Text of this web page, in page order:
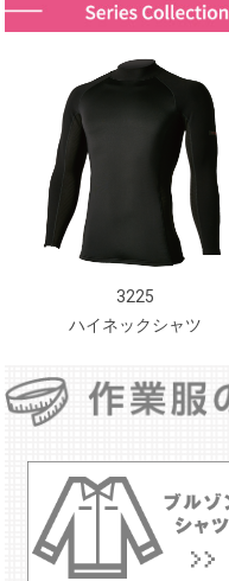
3225
ハイネックシャツ